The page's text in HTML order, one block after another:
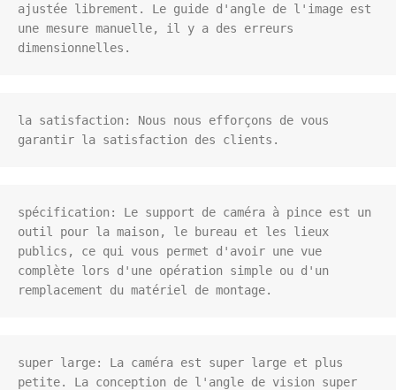
ajustée librement. Le guide d'angle de l'image est
une mesure manuelle, il y a des erreurs
dimensionnelles.
la satisfaction: Nous nous efforçons de vous
garantir la satisfaction des clients.
spécification: Le support de caméra à pince est un
outil pour la maison, le bureau et les lieux
publics, ce qui vous permet d'avoir une vue
complète lors d'une opération simple ou d'un
remplacement du matériel de montage.
super large: La caméra est super large et plus
petite. La conception de l'angle de vision super